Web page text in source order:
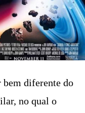
bem diferente do
no qual o